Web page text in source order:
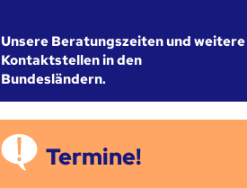
Unsere Beratungszeiten und weitere
Kontaktstellen in den
Bundesländern.
Termine!